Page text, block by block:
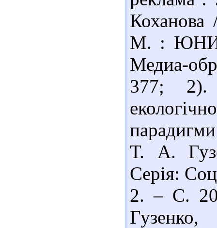
М. :
Медиа-
377; 2).
Т. А.
Серія:
2. – С.